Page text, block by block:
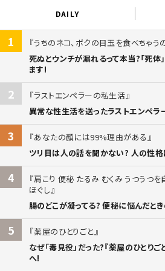
DAILY
1
うちのネコ、ボクの目玉を食べちゃう
死ぬとウンチが漏れるって本当?「死
ます!
2
ラストエンペラーの私生活
異常な性生活を送ったラストエンペラ
3
あなたの顔には99%理由がある
ツリ目は人の話を聞かない? 人の性格
4
肩こり 便秘 たるみ むくみ うつうつを
ほぐし
腸のどこが凝ってる? 便秘に悩んだとき
5
薬屋のひとりごと
なぜ「毒見役」だった?『薬屋のひとり
へ!